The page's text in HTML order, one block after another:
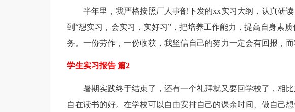
半年里，我严格按照厂人事部下发的xx实习大纲，认真研
到“想实习，会实习，实好习”，把培养工作能力，提高自身素
务。一份劳作，一份收获，我坚信自己的努力一定会有回报，而
学生实习报告 篇2
暑期实践终于结束了，还有一个礼拜就又要回学校了，相
自在读书的好。在学校可以自由安排自己的课余时间、做自己想